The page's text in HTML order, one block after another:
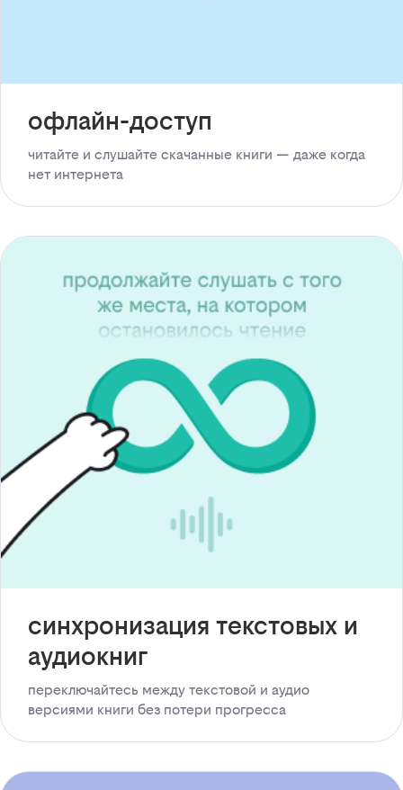
офлайн-доступ
читайте и слушайте скачанные книги — даже когда
нет интернета
синхронизация текстовых и
аудиокниг
переключайтесь между текстовой и аудио
версиями книги без потери прогресса